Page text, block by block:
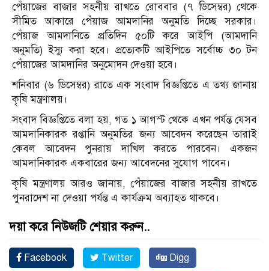
পেঁয়াজের বাজার সহনীয় রাখতে রোববার (৭ ডিসেম্বর) থেকে
সীমিত আকারে পেঁয়াজ আমদানির অনুমতি দিচ্ছে সরকার।
পেঁয়াজ আমদানিতে প্রতিদিন ৫০টি করে আইপি (আমদানি
অনুমতি) ইস্যু করা হবে। প্রত্যেকটি আইপিতে সর্বোচ্চ ৩০ টন
পেঁয়াজের আমদানির অনুমোদন দেওয়া হবে।
শনিবার (৬ ডিসেম্বর) রাতে এক সংবাদ বিজ্ঞপ্তিতে এ তথ্য জানায়
কৃষি মন্ত্রণালয়।
সংবাদ বিজ্ঞপ্তিতে বলা হয়, গত ১ আগস্ট থেকে এখন পর্যন্ত যেসব
আমদানিকারক রপ্তানি অনুমতির জন্য আবেদন করেছেন তারাই
কেবল আবেদন পুনরায় দাখিল করতে পারবেন। একজন
আমদানিকারক একবারের জন্য আবেদনের সুযোগ পাবেন।
কৃষি মন্ত্রণালয় আরও জানায়, পেঁয়াজের বাজার সহনীয় রাখতে
পুনরাদেশ না দেওয়া পর্যন্ত এ কার্যক্রম অব্যাহত থাকবে।
দয়া করে নিউজটি শেয়ার করুন..
Facebook Twitter Digg